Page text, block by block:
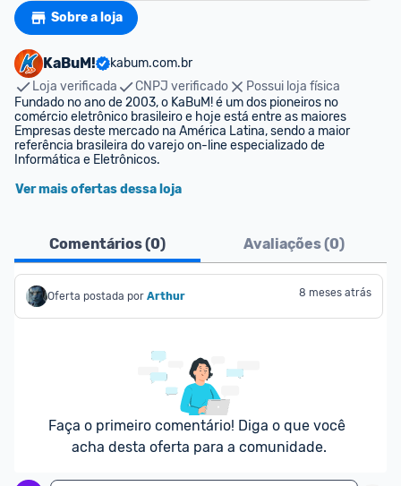
Sobre a loja
KaBuM!
kabum.com.br
Loja verificada
CNPJ verificado
Possui loja física
Fundado no ano de 2003, o KaBuM! é um dos pioneiros no
comércio eletrônico brasileiro e hoje está entre as maiores
Empresas deste mercado na América Latina, sendo a maior
referência brasileira do varejo on-line especializado de
Informática e Eletrônicos.
Ver mais ofertas dessa loja
Comentários (0) Avaliações (0)
Oferta postada por Arthur 8 meses atrás
Faça o primeiro comentário! Diga o que você
acha desta oferta para a comunidade.